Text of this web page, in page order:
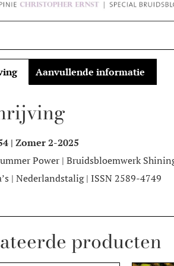
Aanvullende informatie
| Zomer 2-2025
Power | Bruidsbloemwerk
| Nederlandstalig | ISSN 2589-4749
producten